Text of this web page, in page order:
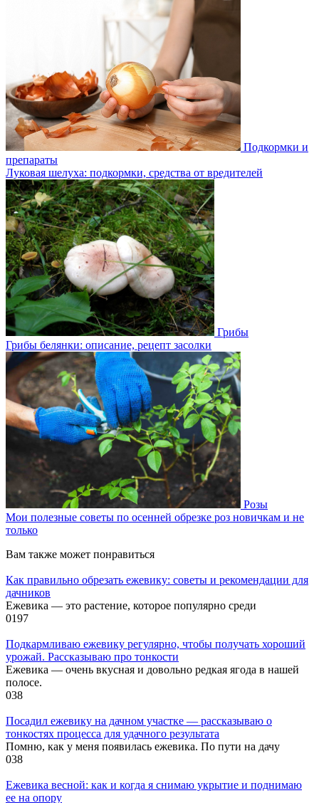
Подкормки и
препараты
Луковая шелуха: подкормки, средства от вредителей
Грибы
Грибы белянки: описание, рецепт засолки
Розы
Мои полезные советы по осенней обрезке роз новичкам и не
только
Вам также может понравиться
Как правильно обрезать ежевику: советы и рекомендации для
дачников
Ежевика — это растение, которое популярно среди
0197
Подкармливаю ежевику регулярно, чтобы получать хороший
урожай. Рассказываю про тонкости
Ежевика — очень вкусная и довольно редкая ягода в нашей
полосе.
038
Посадил ежевику на дачном участке — рассказываю о
тонкостях процесса для удачного результата
Помню, как у меня появилась ежевика. По пути на дачу
038
Ежевика весной: как и когда я снимаю укрытие и поднимаю
ее на опору